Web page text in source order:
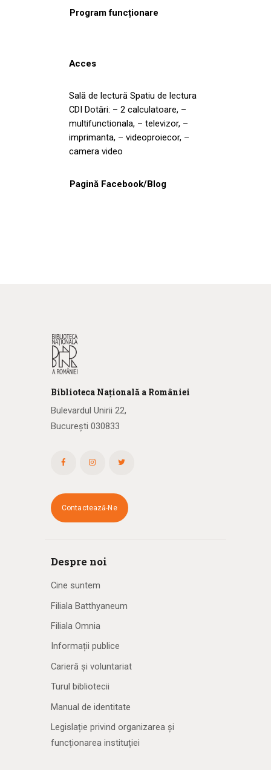
Program funcționare
Acces
Sală de lectură Spatiu de lectura
CDI Dotări: – 2 calculatoare, –
multifunctionala, – televizor, –
imprimanta, – videoproiecor, –
camera video
Pagină Facebook/Blog
Biblioteca Națională a României
Bulevardul Unirii 22,
București 030833
Contactează-Ne
Despre noi
Cine suntem
Filiala Batthyaneum
Filiala Omnia
Informații publice
Carieră și voluntariat
Turul bibliotecii
Manual de identitate
Legislație privind organizarea și
funcționarea instituției